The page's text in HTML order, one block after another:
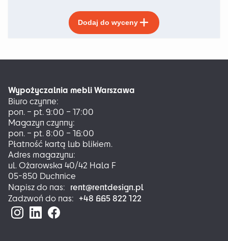
Dodaj do wyceny
produkt
ma
wariantów.
wybrać
Wypożyczalnia mebli Warszawa
Biuro czynne:
pon. – pt. 9:00 – 17:00
Magazyn czynny:
pon. – pt. 8:00 – 16:00
Płatność kartą lub blikiem.
Adres magazynu:
ul. Ożarowska 40/42 Hala F
05-850 Duchnice
Napisz do nas: rent@rentdesign.pl
Zadzwoń do nas: +48 665 822 122